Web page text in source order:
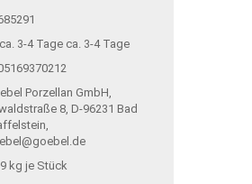
ca. 3-4 Tage
Porzellan GmbH,
8, D-96231 Bad
kg je Stück